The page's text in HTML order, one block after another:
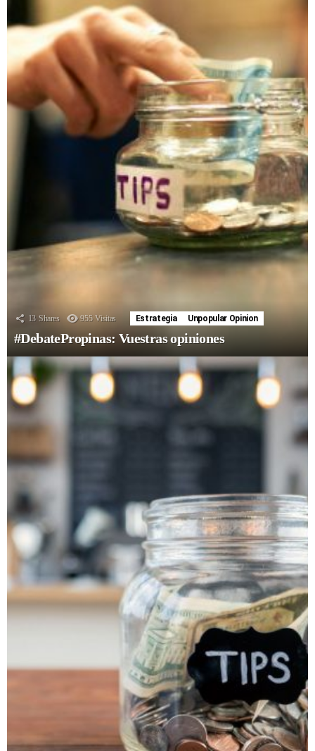
13 Shares 955 Visitas Estrategia Unpopular Opinion
#DebatePropinas: Vuestras opiniones